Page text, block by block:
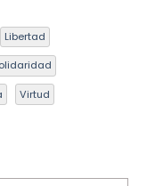
Libertad
Virtud